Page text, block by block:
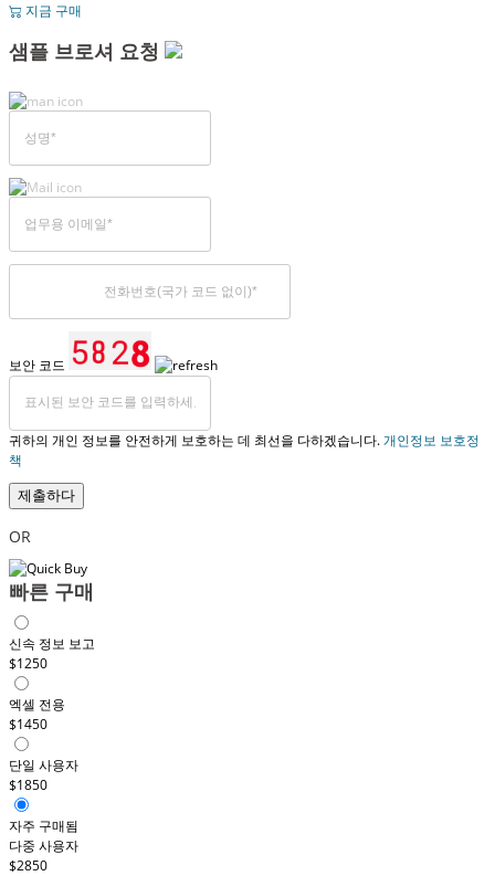
지금 구매
샘플 브로셔 요청
보안 코드
귀하의 개인 정보를 안전하게 보호하는 데 최선을 다하겠습니다.개인정보 보호정
책
제출하다
OR
빠른 구매
신속 정보 보고
$1250
엑셀 전용
$1450
단일 사용자
$1850
자주 구매됨
다중 사용자
$2850